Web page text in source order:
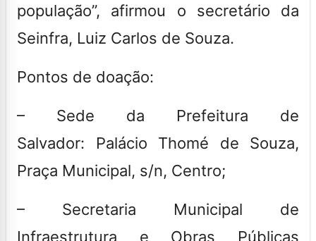
população”, afirmou o secretário da
Seinfra, Luiz Carlos de Souza.
Pontos de doação:
– Sede da Prefeitura de
Salvador: Palácio Thomé de Souza,
Praça Municipal, s/n, Centro;
– Secretaria Municipal de
Infraestrutura e Obras Públicas